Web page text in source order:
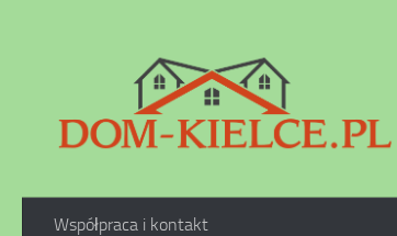
Współpraca i kontakt